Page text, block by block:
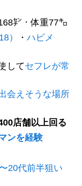
㌢・体重77㌔
） ・ ハピメ
してセフレが常
会えそうな場所
店舗以上回る
ンを経験
20代前半狙い